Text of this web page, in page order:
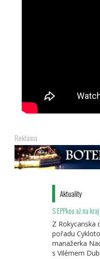
Reklama
Aktuality
S EPPkou až na
Z Rokycanska
pořadu
manažerka
s Vilémem